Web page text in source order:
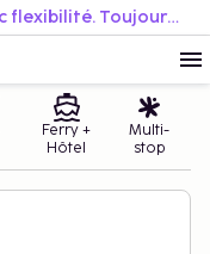
Réservez facilement. Voyagez avec flexibilité. Toujours au meilleur prix.
Ferry +
Hôtel
Multi-
stop